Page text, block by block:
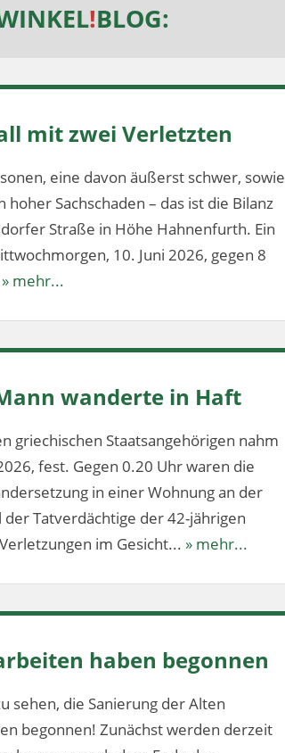
!BLOG:
mit zwei Verletzten
eine davon äußerst schwer, sowie
Sachschaden – das ist die Bilanz
Straße in Höhe Hahnenfurth. Ein
10. Juni 2026, gegen 8
» mehr...
wanderte in Haft
griechischen Staatsangehörigen nahm
fest. Gegen 0.20 Uhr waren die
in einer Wohnung an der
Tatverdächtige der 42-jährigen
im Gesicht... » mehr...
haben begonnen
sehen, die Sanierung der Alten
begonnen! Zunächst werden derzeit